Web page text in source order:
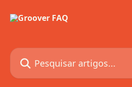
Pesquisar artigos...